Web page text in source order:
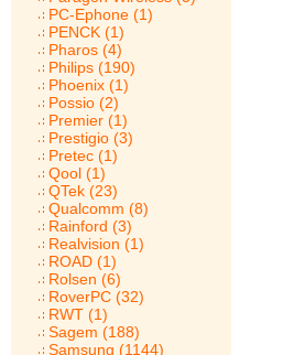
PC-Ephone (1)
PENCK (1)
Pharos (4)
Philips (190)
Phoenix (1)
Possio (2)
Premier (1)
Prestigio (3)
Pretec (1)
Qool (1)
QTek (23)
Qualcomm (8)
Rainford (3)
Realvision (1)
ROAD (1)
Rolsen (6)
RoverPC (32)
RWT (1)
Sagem (188)
Samsung (1144)